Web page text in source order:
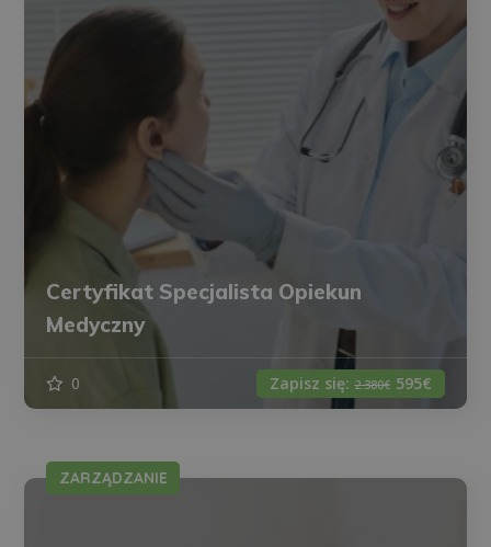
Certyfikat Specjalista Opiekun
Medyczny
0 Zapisz się: 2.380€ 595€
ZARZĄDZANIE